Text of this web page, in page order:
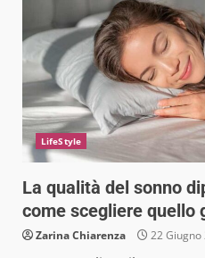
LifeStyle
La qualità del sonno
come scegliere quello
Zarina Chiarenza 22 Giugno